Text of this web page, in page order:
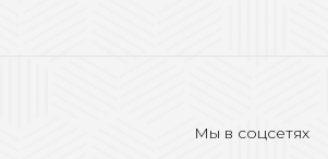
Мы в соцсетях